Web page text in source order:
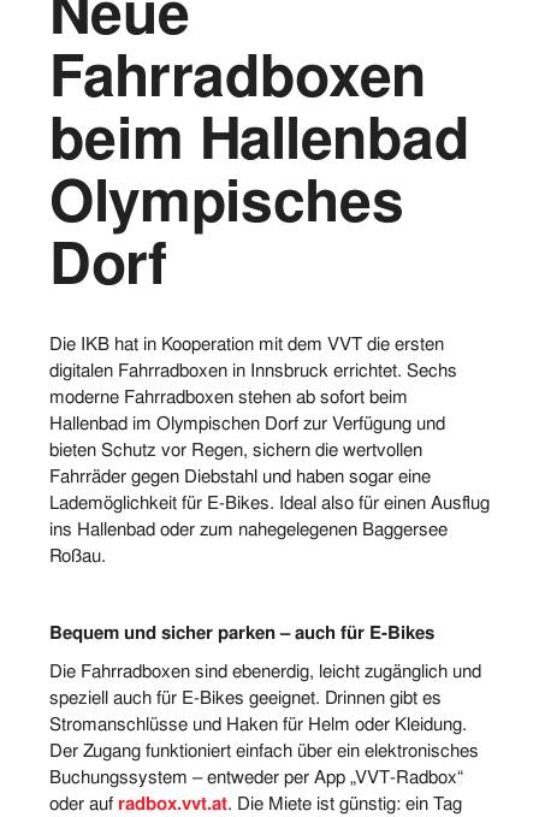
Bilder
Kontakt
Fahrradboxen
beim Hallenbad
Olympisches
Dorf
Die IKB hat in Kooperation mit dem VVT die ersten
digitalen Fahrradboxen in Innsbruck errichtet. Sechs
moderne Fahrradboxen stehen ab sofort beim
Hallenbad im Olympischen Dorf zur Verfügung und
bieten Schutz vor Regen, sichern die wertvollen
Fahrräder gegen Diebstahl und haben sogar eine
Lademöglichkeit für E-Bikes. Ideal also für einen Ausflug
ins Hallenbad oder zum nahegelegenen Baggersee
Roßau.
Bequem und sicher parken – auch für E-Bikes
Die Fahrradboxen sind ebenerdig, leicht zugänglich und
speziell auch für E-Bikes geeignet. Drinnen gibt es
Stromanschlüsse und Haken für Helm oder Kleidung.
Der Zugang funktioniert einfach über ein elektronisches
Buchungssystem – entweder per App „VVT-Radbox“
oder auf radbox.vvt.at. Die Miete ist günstig: ein Tag